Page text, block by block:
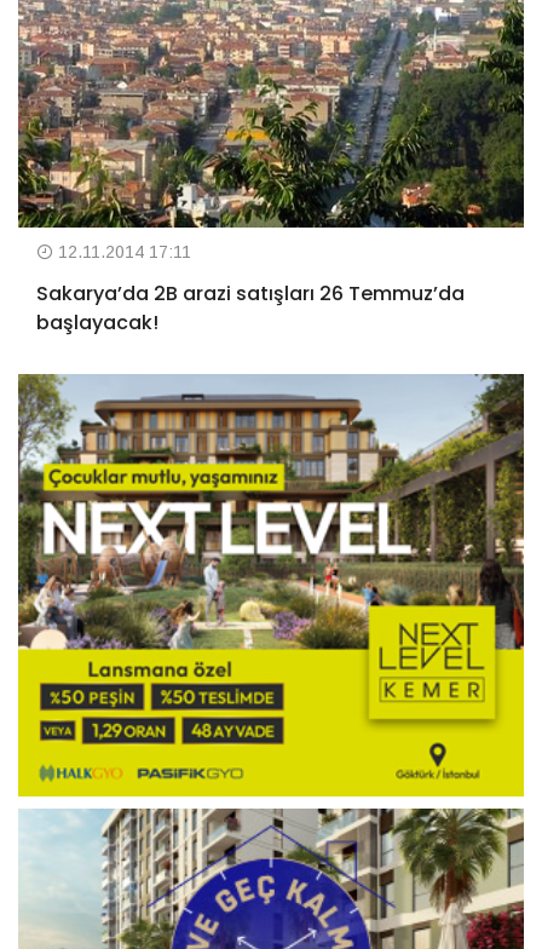
12.11.2014 17:11
Sakarya’da 2B arazi satışları 26 Temmuz’da
başlayacak!